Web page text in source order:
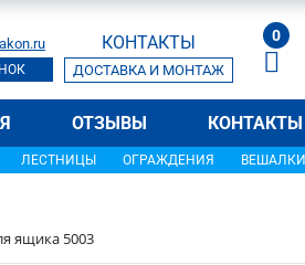
КОНТАКТЫ
ДОСТАВКА И МОНТАЖ
0
ОТЗЫВЫ КОНТАКТЫ
ЛЕСТНИЦЫ ОГРАЖДЕНИЯ ВЕШАЛКИ
ящика 5003